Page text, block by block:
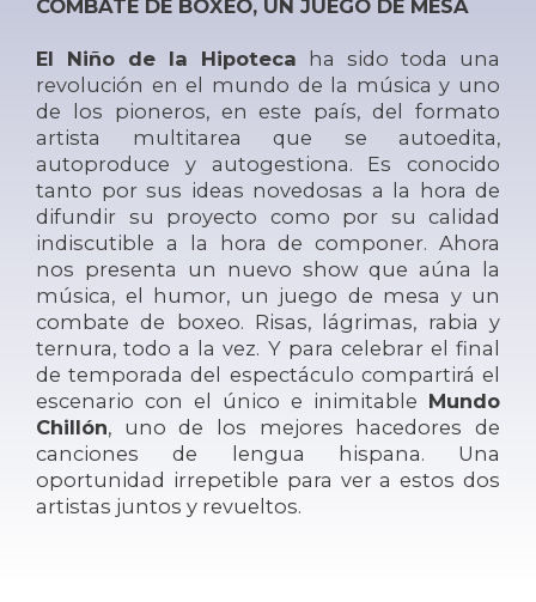
COMBATE DE BOXEO, UN JUEGO DE MESA
El Niño de la Hipoteca ha sido toda una
revolución en el mundo de la música y uno
de los pioneros, en este país, del formato
artista multitarea que se autoedita,
autoproduce y autogestiona. Es conocido
tanto por sus ideas novedosas a la hora de
difundir su proyecto como por su calidad
indiscutible a la hora de componer. Ahora
nos presenta un nuevo show que aúna la
música, el humor, un juego de mesa y un
combate de boxeo. Risas, lágrimas, rabia y
ternura, todo a la vez. Y para celebrar el final
de temporada del espectáculo compartirá el
escenario con el único e inimitable Mundo
Chillón, uno de los mejores hacedores de
canciones de lengua hispana. Una
oportunidad irrepetible para ver a estos dos
artistas juntos y revueltos.